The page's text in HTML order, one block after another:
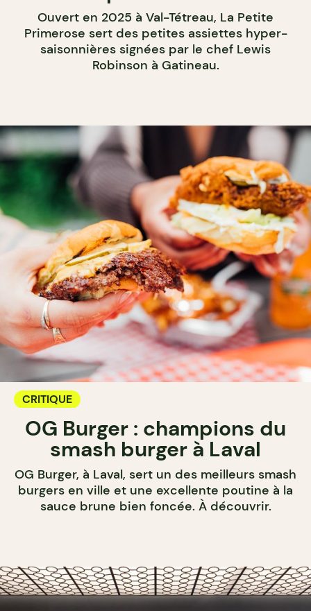
Ouvert en 2025 à Val-Tétreau, La Petite
Primerose sert des petites assiettes hyper-
saisonnières signées par le chef Lewis
Robinson à Gatineau.
CRITIQUE
OG Burger : champions du
smash burger à Laval
OG Burger, à Laval, sert un des meilleurs smash
burgers en ville et une excellente poutine à la
sauce brune bien foncée. À découvrir.